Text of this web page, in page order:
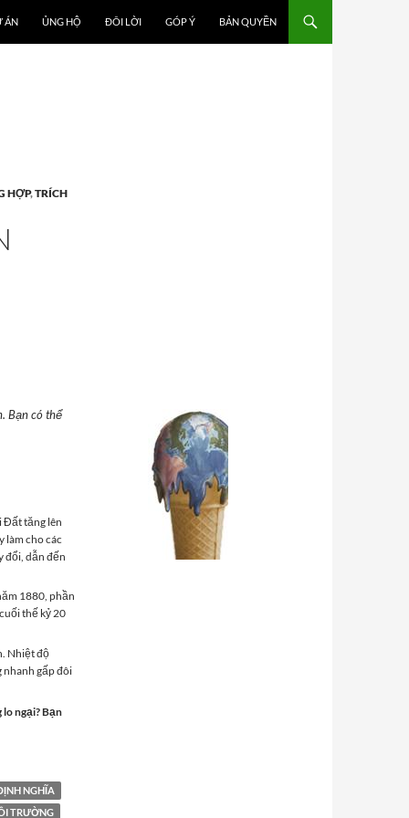
ÁN ỦNG HỘ ĐÔI LỜI GÓP Ý BẢN QUYỀN
HỢP,TRÍCH
Bạn có thể
Đất tăng lên
làm cho các
đổi, dẫn đến
1880, phần
thế kỷ 20
Nhiệt độ
nhanh gấp đôi
lo ngại? Bạn
về Nóng Lên Toàn Cầu
NGHĨA
TRƯỜNG